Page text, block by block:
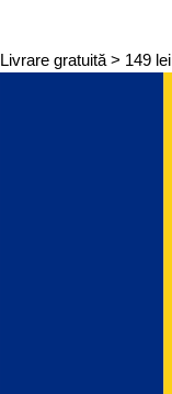
Livrare gratuită > 149 lei